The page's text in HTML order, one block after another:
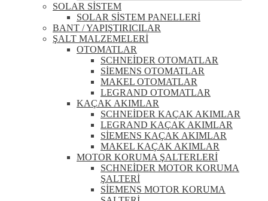
SOLAR SİSTEM
SOLAR SİSTEM PANELLERİ
BANT / YAPIŞTIRICILAR
ŞALT MALZEMELERİ
OTOMATLAR
SCHNEİDER OTOMATLAR
SİEMENS OTOMATLAR
MAKEL OTOMATLAR
LEGRAND OTOMATLAR
KAÇAK AKIMLAR
SCHNEİDER KAÇAK AKIMLAR
LEGRAND KAÇAK AKIMLAR
SİEMENS KAÇAK AKIMLAR
MAKEL KAÇAK AKIMLAR
MOTOR KORUMA ŞALTERLERİ
SCHNEİDER MOTOR KORUMA
ŞALTERİ
SİEMENS MOTOR KORUMA